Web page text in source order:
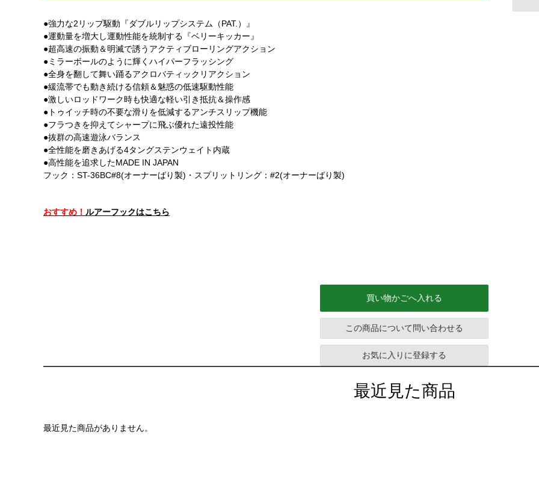
●強力な2リップ駆動『ダブルリップシステム（PAT.）』
●運動量を増大し運動性能を統制する『ベリーキッカー』
●超高速の振動＆明滅で誘うアクティブローリングアクション
●ミラーボールのように輝くハイパーフラッシング
●全身を翻して舞い踊るアクロバティックリアクション
●緩流帯でも動き続ける信頼＆魅惑の低速駆動性能
●激しいロッドワーク時も快適な軽い引き抵抗＆操作感
●トゥイッチ時の不要な滑りを低減するアンチスリップ機能
●フラつきを抑えてシャープに飛ぶ優れた遠投性能
●抜群の高速遊泳バランス
●全性能を磨きあげる4タングステンウェイト内蔵
●高性能を追求したMADE IN JAPAN
フック：ST-36BC#8(オーナーばり製)・スプリットリング：#2(オーナーばり製)
おすすめ！ ルアーフックはこちら
買い物かごへ入れる
この商品について問い合わせる
お気に入りに登録する
最近見た商品
最近見た商品がありません。